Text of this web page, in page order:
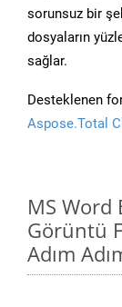
sorunsuz bir
dosyaların
sağlar.
Desteklenen
Aspose.Total
MS Word
Görüntü
Adım